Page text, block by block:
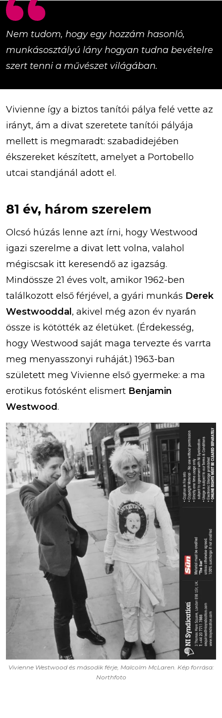
Nem tudom, hogy egy hozzám hasonló,
munkásosztályú lány hogyan tudna bevételre
szert tenni a művészet világában.
Vivienne így a biztos tanítói pálya felé vette az
irányt, ám a divat szeretete tanítói pályája
mellett is megmaradt: szabadidejében
ékszereket készített, amelyet a Portobello
utcai standjánál adott el.
81 év, három szerelem
Olcsó húzás lenne azt írni, hogy Westwood
igazi szerelme a divat lett volna, valahol
mégiscsak itt keresendő az igazság.
Mindössze 21 éves volt, amikor 1962-ben
találkozott első férjével, a gyári munkás Derek
Westwooddal, akivel még azon év nyarán
össze is kötötték az életüket. (Érdekesség,
hogy Westwood saját maga tervezte és varrta
meg menyasszonyi ruháját.) 1963-ban
született meg Vivienne első gyermeke: a ma
erotikus fotósként elismert Benjamin
Westwood.
Vivienne Westwood és második férje, Malcolm McLaren. Kép forrása:
Northfoto